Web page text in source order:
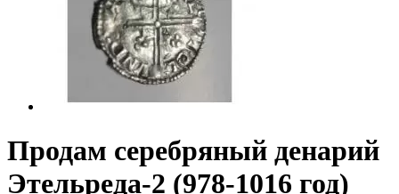
Продам серебряный денарий
Этельреда-2 (978-1016 год)